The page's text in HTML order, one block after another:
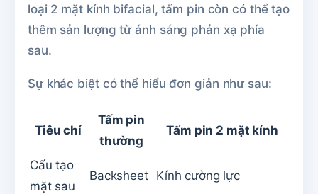
loại 2 mặt kính bifacial, tấm pin còn có thể tạo
thêm sản lượng từ ánh sáng phản xạ phía
sau.
Sự khác biệt có thể hiểu đơn giản như sau:
Tiêu chí
Tấm pin
thường
Tấm pin 2 mặt kính
Cấu tạo
mặt sau
Backsheet Kính cường lực